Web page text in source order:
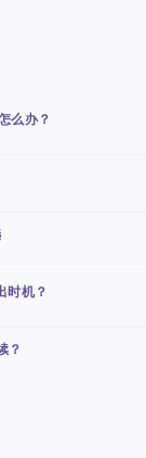
么办？
时机？
？